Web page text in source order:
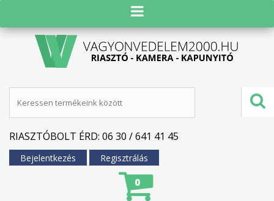
RIASZTÓBOLT ÉRD: 06 30 / 641 41 45
Bejelentkezés Regisztrálás
0